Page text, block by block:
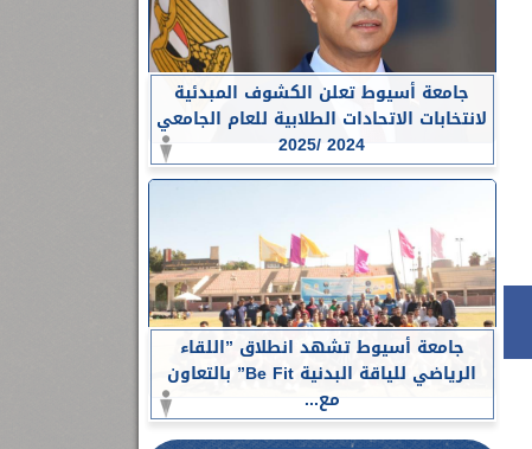
جامعة أسيوط تعلن الكشوف المبدئية
لانتخابات الاتحادات الطلابية للعام الجامعي
2024 /2025
جامعة أسيوط تشهد انطلاق ”اللقاء
الرياضي للياقة البدنية Be Fit” بالتعاون
مع...